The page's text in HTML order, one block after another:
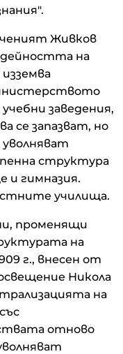
Живков
дейността на
заведения,
се запазват, но
структура
и гимназия.
училища.
променящи
на
г., внесен от
Никола
на
отново